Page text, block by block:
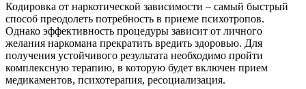
Кодировка от наркотической зависимости – самый быстрый
способ преодолеть потребность в приеме психотропов.
Однако эффективность процедуры зависит от личного
желания наркомана прекратить вредить здоровью. Для
получения устойчивого результата необходимо пройти
комплексную терапию, в которую будет включен прием
медикаментов, психотерапия, ресоциализация.